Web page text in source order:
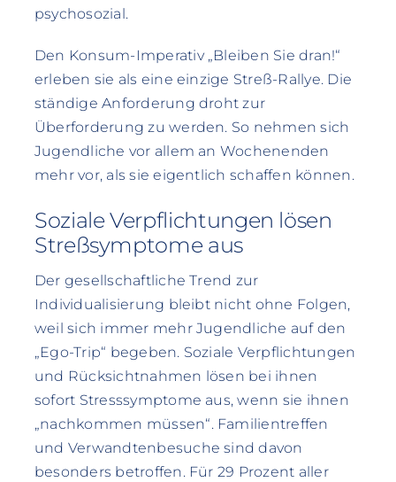
psychosozial.
Den Konsum-Imperativ „Bleiben Sie dran!“
erleben sie als eine einzige Streß-Rallye. Die
ständige Anforderung droht zur
Überforderung zu werden. So nehmen sich
Jugendliche vor allem an Wochenenden
mehr vor, als sie eigentlich schaffen können.
Soziale Verpflichtungen lösen
Streßsymptome aus
Der gesellschaftliche Trend zur
Individualisierung bleibt nicht ohne Folgen,
weil sich immer mehr Jugendliche auf den
„Ego-Trip“ begeben. Soziale Verpflichtungen
und Rücksichtnahmen lösen bei ihnen
sofort Stresssymptome aus, wenn sie ihnen
„nachkommen müssen“. Familientreffen
und Verwandtenbesuche sind davon
besonders betroffen. Für 29 Prozent aller